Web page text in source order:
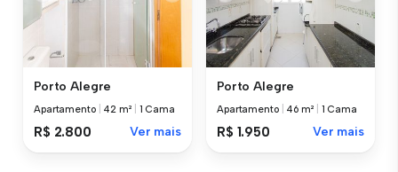
Porto Alegre
Apartamento 42 m² 1 Cama
R$ 2.800 Ver mais
Porto Alegre
Apartamento 46 m² 1 Cama
R$ 1.950 Ver mais